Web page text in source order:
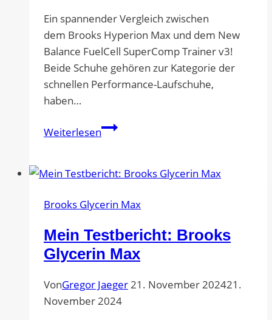
Ein spannender Vergleich zwischen
dem Brooks Hyperion Max und dem New
Balance FuelCell SuperComp Trainer v3!
Beide Schuhe gehören zur Kategorie der
schnellen Performance-Laufschuhe,
haben…
WeiterlesenBrooks
gegen
Balance
SuperComp
Trainer
Brooks Glycerin Max
Mein Testbericht: Brooks
Glycerin Max
VonGregor Jaeger21. November 202421.
November 2024